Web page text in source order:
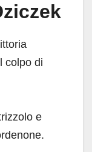
colpo di
e